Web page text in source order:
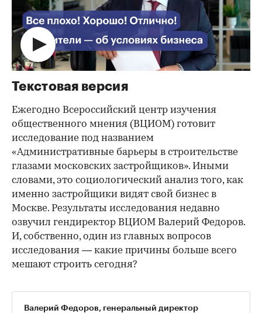
Текстовая версия
Ежегодно Всероссийский центр изучения
общественного мнения (ВЦИОМ) готовит
исследование под названием
«Административные барьеры в строительстве
глазами московских застройщиков». Иными
словами, это социологический анализ того, как
именно застройщики видят свой бизнес в
Москве. Результаты исследования недавно
озвучил гендиректор ВЦИОМ Валерий Федоров.
И, собственно, один из главных вопросов
исследования — какие причины больше всего
мешают строить сегодня?
Валерий Федоров, генеральный директор